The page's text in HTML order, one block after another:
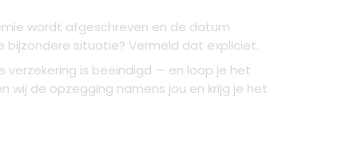
wordt afgeschreven en de datum
bijzondere situatie? Vermeld dat expliciet.
is beëindigd — en loop je het
wij de opzegging namens jou en krijg je het